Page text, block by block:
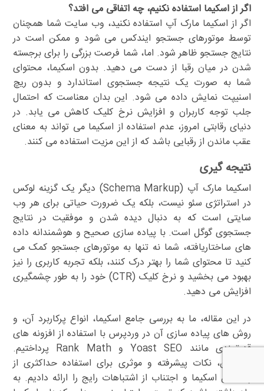
اگر از اسکیما استفاده نکنیم، چه اتفاقی می افتد؟
اگر از اسکیما مارک آپ استفاده نکنید، وب سایت شما همچنان
توسط موتورهای جستجو ایندکس می شود و ممکن است در
نتایج جستجو ظاهر شود. اما، شما فرصت بزرگی را برای برجسته
شدن در میان رقبا از دست می دهید. بدون اسکیما، محتوای
شما به صورت یک نتیجه جستجوی استاندارد و بدون ریچ
اسنیپت نمایش داده می شود. این بدان معناست که احتمال
جلب توجه کاربران و افزایش نرخ کلیک کاهش می یابد. در
دنیای رقابتی امروز، عدم استفاده از اسکیما می تواند به معنای
عقب ماندن از رقبایی باشد که از این مزیت استفاده می کنند.
نتیجه گیری
اسکیما مارک آپ (Schema Markup) دیگر یک گزینه لوکس
در استراتژی سئو نیست، بلکه یک ضرورت حیاتی برای هر وب
سایتی است که به دنبال دیده شدن و موفقیت در نتایج
جستجوی گوگل است. با پیاده سازی صحیح و هوشمندانه داده
های ساختاریافته، شما نه تنها به موتورهای جستجو کمک می
کنید تا محتوای شما را بهتر درک کنند، بلکه تجربه کاربری را نیز
بهبود می بخشید و نرخ کلیک (CTR) خود را به طور چشمگیری
افزایش می دهید.
در این مقاله، ما به بررسی جامع اسکیما، انواع پرکاربرد آن، و
روش های پیاده سازی آن در وردپرس با استفاده از افزونه های
قدرتمندی مانند Yoast SEO و Rank Math پرداختیم.
همچنین، نکات پیشرفته و موثری برای استفاده حداکثری از
پتانسیل اسکیما و اجتناب از اشتباهات رایج را ارائه دادیم. به